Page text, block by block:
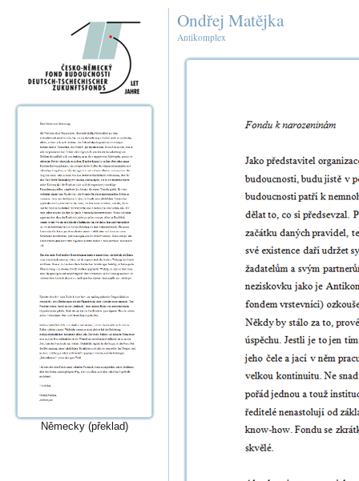
Německy (překlad)
Ondřej Matějka
Antikomplex